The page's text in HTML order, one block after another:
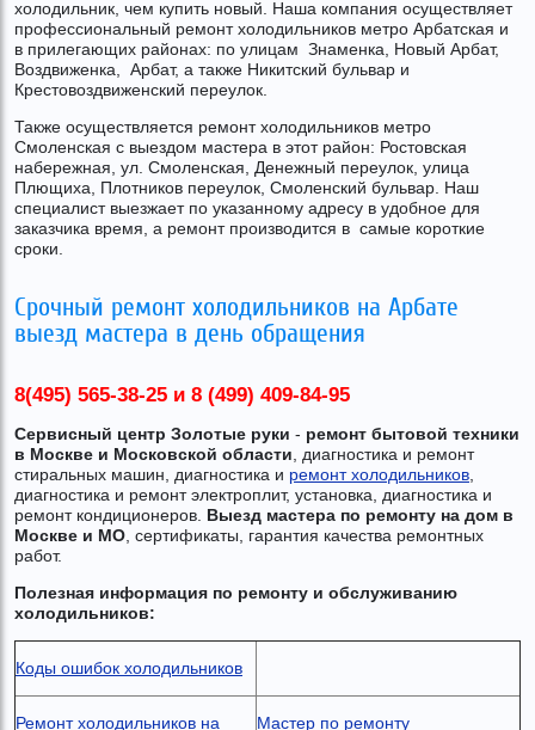
холодильник, чем купить новый. Наша компания осуществляет
профессиональный ремонт холодильников метро Арбатская и
в прилегающих районах: по улицам Знаменка, Новый Арбат,
Воздвиженка, Арбат, а также Никитский бульвар и
Крестовоздвиженский переулок.
Также осуществляется ремонт холодильников метро
Смоленская с выездом мастера в этот район: Ростовская
набережная, ул. Смоленская, Денежный переулок, улица
Плющиха, Плотников переулок, Смоленский бульвар. Наш
специалист выезжает по указанному адресу в удобное для
заказчика время, а ремонт производится в самые короткие
сроки.
Срочный ремонт холодильников на Арбате
выезд мастера в день обращения
8(495) 565-38-25 и 8 (499) 409-84-95
Сервисный центр Золотые руки - ремонт бытовой техники
в Москве и Московской области , диагностика и ремонт
стиральных машин, диагностика и ремонт холодильников
диагностика и ремонт электроплит, установка, диагностика и
ремонт кондиционеров. Выезд мастера по ремонту на дом в
Москве и МО , сертификаты, гарантия качества ремонтных
работ.
Полезная информация по ремонту и обслуживанию
холодильников:
Коды ошибок холодильников
Ремонт холодильников на Мастер по ремонту